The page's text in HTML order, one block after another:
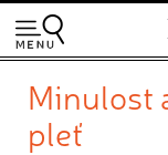
Minulost
pleť